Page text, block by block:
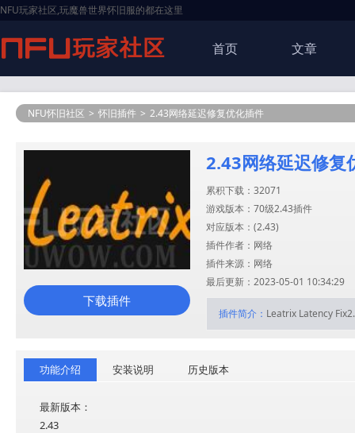
NFU玩家社区,玩魔兽世界怀旧服的都在这里
首页 文章
NFU怀旧社区 > 怀旧插件 > 2.43网络延迟修复优化插件
下载插件
2.43网络延迟修复
累积下载：32071
游戏版本：70级2.43插件
对应版本：(2.43)
插件作者：网络
插件来源：网络
最后更新：2023-05-01 10:34:29
插件简介： Leatrix Latency
功能介绍 安装说明 历史版本
最新版本：
2.43